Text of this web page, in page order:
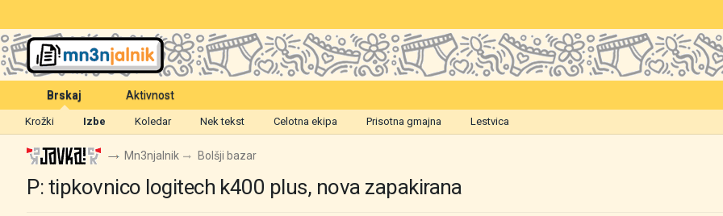
Brskaj
Krožki Izbe Koledar Nek tekst Celotna ekipa Prisotna gmajna Lestvica
Aktivnost
Mn3njalnik Bolšji bazar
P: tipkovnico logitech k400 plus, nova zapakirana